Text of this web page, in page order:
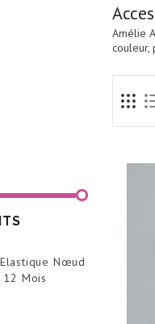
Nœud
Mois
Amélie
couleur,